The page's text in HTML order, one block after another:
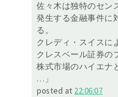
佐々木は独特のセン
発生する金融事件に
る。
クレディ・スイスに
クレスベール証券の
株式市場のハイエナ
…」
posted at 22:06:07